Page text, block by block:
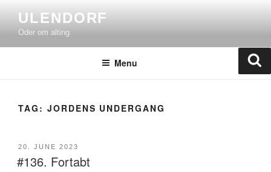
content
ULENDORF
Oder om alting
Menu
TAG: JORDENS UNDERGANG
POSTED
ON
20. JUNE 2023
#136. Fortabt